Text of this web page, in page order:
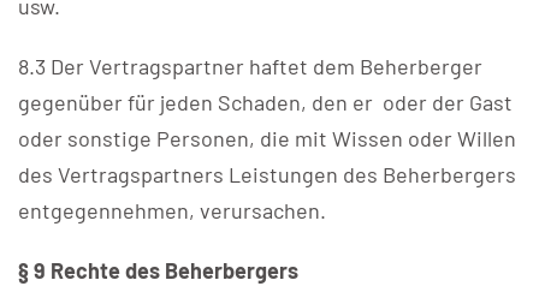
usw.
8.3 Der Vertragspartner haftet dem Beherberger
gegenüber für jeden Schaden, den er oder der Gast
oder sonstige Personen, die mit Wissen oder Willen
des Vertragspartners Leistungen des Beherbergers
entgegennehmen, verursachen.
§ 9 Rechte des Beherbergers